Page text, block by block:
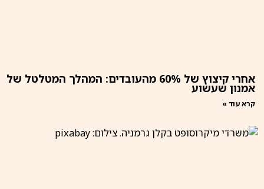
אחרי קיצוץ של 60% מהעובדים: המהלך המטלטל של
אמנון שעשוע
קרא עוד »